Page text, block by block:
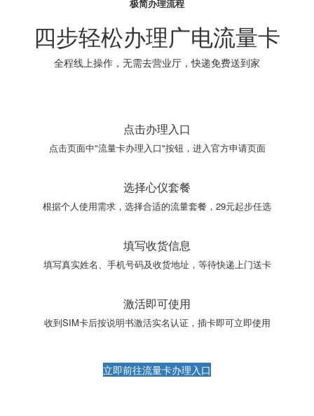
极简办理流程
四步轻松办理广电流量卡
全程线上操作，无需去营业厅，快递免费送到家
点击办理入口
点击页面中"流量卡办理入口"按钮，进入官方申请页面
选择心仪套餐
根据个人使用需求，选择合适的流量套餐，29元起步任选
填写收货信息
填写真实姓名、手机号码及收货地址，等待快递上门送卡
激活即可使用
收到SIM卡后按说明书激活实名认证，插卡即可立即使用
立即前往流量卡办理入口